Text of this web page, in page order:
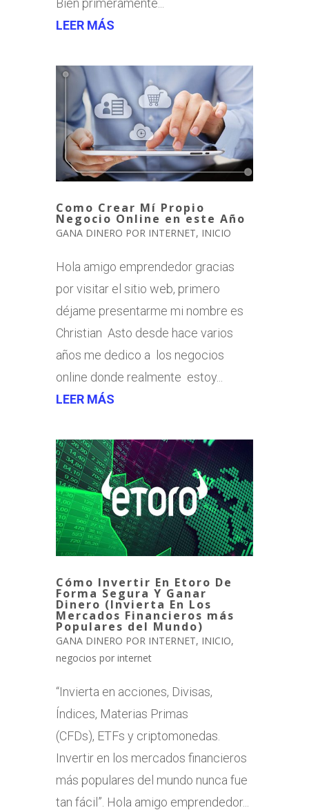
Bien primeramente...
LEER MÁS
Como Crear Mí Propio
Negocio Online en este Año
GANA DINERO POR INTERNET, INICIO
Hola amigo emprendedor gracias
por visitar el sitio web, primero
déjame presentarme mi nombre es
Christian Asto desde hace varios
años me dedico a los negocios
online donde realmente estoy...
LEER MÁS
Cómo Invertir En Etoro De
Forma Segura Y Ganar
Dinero (Invierta En Los
Mercados Financieros más
Populares del Mundo)
GANA DINERO POR INTERNET, INICIO,
negocios por internet
“Invierta en acciones, Divisas,
Índices, Materias Primas
(CFDs), ETFs y criptomonedas.
Invertir en los mercados financieros
más populares del mundo nunca fue
tan fácil”. Hola amigo emprendedor...